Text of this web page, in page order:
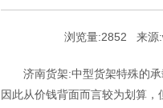
浏览量:2852来源:
济南货架:中型货架特殊的承
因此从价钱背面而言较为划算